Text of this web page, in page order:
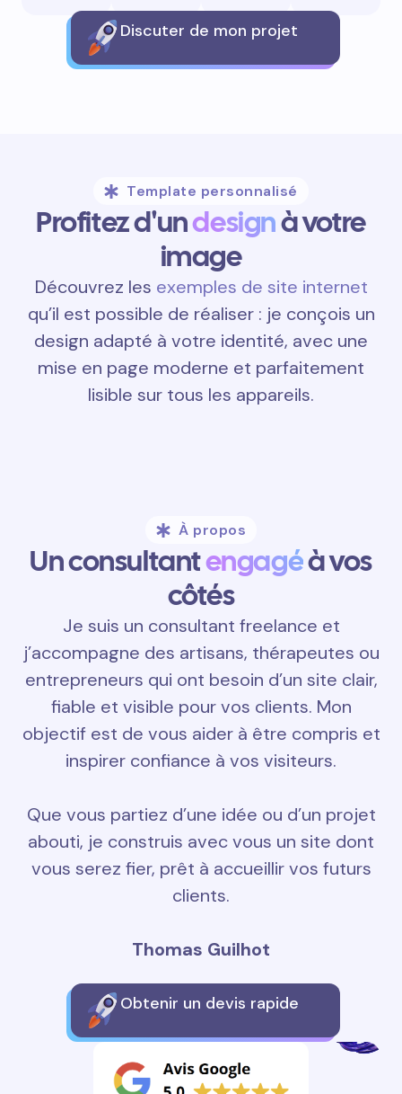
Discuter de mon projet
Template personnalisé
Profitez d'undesignà votre
image
Découvrez les exemples de site internet
qu’il est possible de réaliser : je conçois un
design adapté à votre identité, avec une
mise en page moderne et parfaitement
lisible sur tous les appareils.
À propos
Un consultantengagéà vos
côtés
Je suis un consultant freelance et
j’accompagne des artisans, thérapeutes ou
entrepreneurs qui ont besoin d’un site clair,
fiable et visible pour vos clients. Mon
objectif est de vous aider à être compris et
inspirer confiance à vos visiteurs.
Que vous partiez d’une idée ou d’un projet
abouti, je construis avec vous un site dont
vous serez fier, prêt à accueillir vos futurs
clients.
Thomas Guilhot
Obtenir un devis rapide